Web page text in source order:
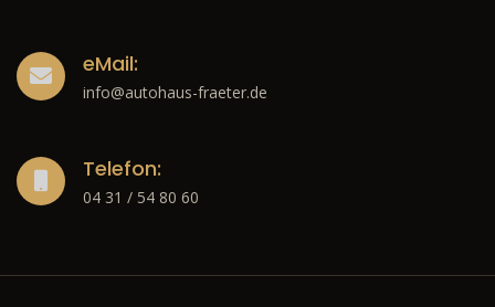
eMail:
info@autohaus-fraeter.de
Telefon:
04 31 / 54 80 60